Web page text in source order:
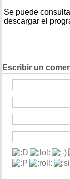
Se puede
descargar el
Escribir un